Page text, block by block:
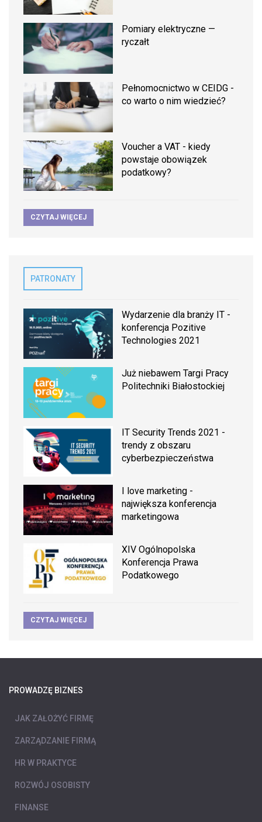
Pomiary elektryczne —
ryczałt
Pełnomocnictwo w CEIDG -
co warto o nim wiedzieć?
Voucher a VAT - kiedy
powstaje obowiązek
podatkowy?
CZYTAJ WIĘCEJ
PATRONATY
Wydarzenie dla branży IT -
konferencja Pozitive
Technologies 2021
Już niebawem Targi Pracy
Politechniki Białostockiej
IT Security Trends 2021 -
trendy z obszaru
cyberbezpieczeństwa
I love marketing -
największa konferencja
marketingowa
XIV Ogólnopolska
Konferencja Prawa
Podatkowego
CZYTAJ WIĘCEJ
PROWADZĘ BIZNES
JAK ZAŁOŻYĆ FIRMĘ
ZARZĄDZANIE FIRMĄ
HR W PRAKTYCE
ROZWÓJ OSOBISTY
FINANSE